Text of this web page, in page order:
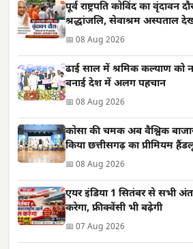
पूर्व राष्ट्रपति कोविंद का वृंदावन
श्रद्धांजलि, सेवाश्रम अस्पताल
📅 08 Aug 2026
ढाई साल में श्रमिक कल्याण को
बनाई देश में अलग पहचान
📅 08 Aug 2026
कोसा की चमक अब वैश्विक
किया छत्तीसगढ़ का प्रीमियम
📅 08 Aug 2026
एयर इंडिया 1 सितंबर से सभी
करेगा, फ्रीक्वेंसी भी बढ़ेगी
📅 07 Aug 2026